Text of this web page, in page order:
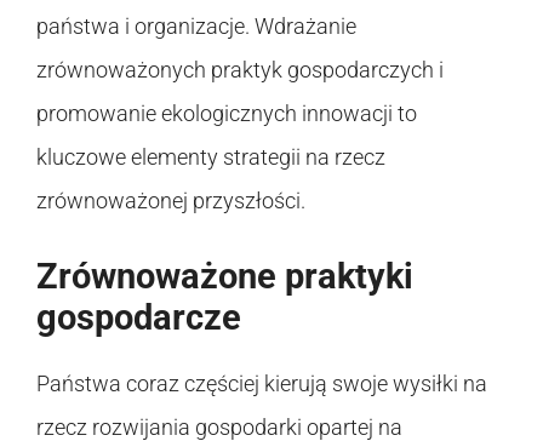
państwa i organizacje. Wdrażanie
zrównoważonych praktyk gospodarczych i
promowanie ekologicznych innowacji to
kluczowe elementy strategii na rzecz
zrównoważonej przyszłości.
Zrównoważone praktyki
gospodarcze
Państwa coraz częściej kierują swoje wysiłki na
rzecz rozwijania gospodarki opartej na